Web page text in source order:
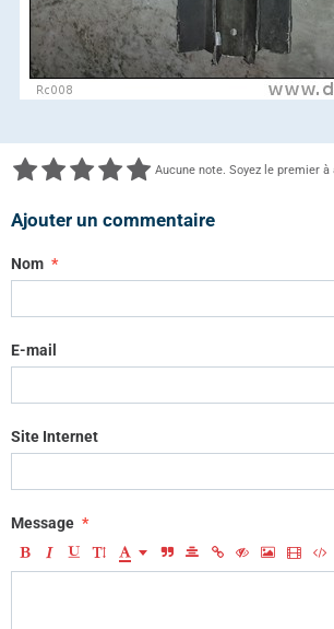
Aucune note. Soyez le premier
Ajouter un commentaire
Nom
E-mail
Site Internet
Message